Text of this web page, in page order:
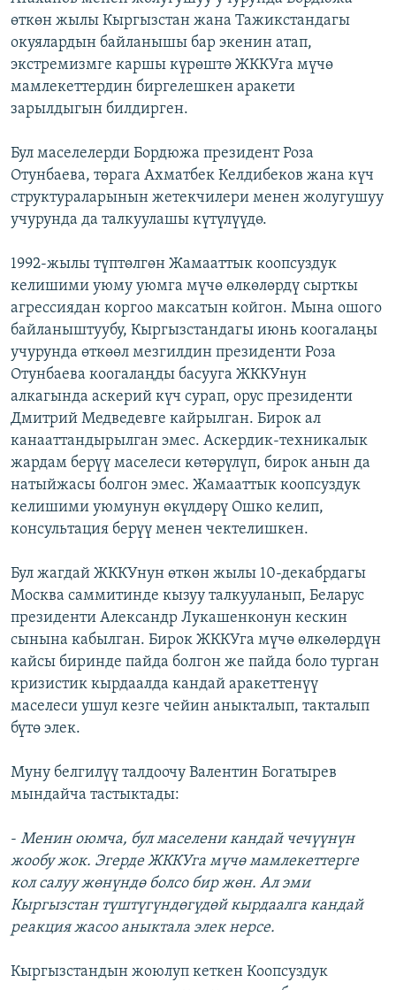
өткөн жылы Кыргызстан жана Тажикстандагы
окуялардын байланышы бар экенин атап,
экстремизмге каршы күрөштө ЖККУга мүчө
мамлекеттердин биргелешкен аракети
зарылдыгын билдирген.
Бул маселелерди Бордюжа президент Роза
Отунбаева, төрага Ахматбек Келдибеков жана күч
структураларынын жетекчилери менен жолугушуу
учурунда да талкуулашы күтүлүүдө.
1992-жылы түптөлгөн Жамааттык коопсуздук
келишими уюму уюмга мүчө өлкөлөрдү сырткы
агрессиядан коргоо максатын койгон. Мына ошого
байланыштуубу, Кыргызстандагы июнь коогалаңы
учурунда өткөөл мезгилдин президенти Роза
Отунбаева коогалаңды басууга ЖККУнун
алкагында аскерий күч сурап, орус президенти
Дмитрий Медведевге кайрылган. Бирок ал
канааттандырылган эмес. Аскердик-техникалык
жардам берүү маселеси көтөрүлүп, бирок анын да
натыйжасы болгон эмес. Жамааттык коопсуздук
келишими уюмунун өкүлдөрү Ошко келип,
консультация берүү менен чектелишкен.
Бул жагдай ЖККУнун өткөн жылы 10-декабрдагы
Москва саммитинде кызуу талкууланып, Беларус
президенти Александр Лукашенконун кескин
сынына кабылган. Бирок ЖККУга мүчө өлкөлөрдүн
кайсы биринде пайда болгон же пайда боло турган
кризистик кырдаалда кандай аракеттенүү
маселеси ушул кезге чейин аныкталып, такталып
бүтө элек.
Муну белгилүү талдоочу Валентин Богатырев
мындайча тастыктады:
- Менин оюмча, бул маселени кандай чечүүнүн
жообу жок. Эгерде ЖККУга мүчө мамлекеттерге
кол салуу жөнүндө болсо бир жөн. Ал эми
Кыргызстан түштүгүндөгүдөй кырдаалга кандай
реакция жасоо аныктала элек нерсе.
Кыргызстандын жоюлуп кеткен Коопсуздук